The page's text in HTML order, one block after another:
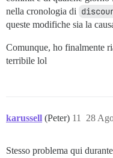
nella cronologia di
queste modifiche sia la
Comunque, ho finalmente
terribile lol
karussell (Peter) 28
11
Stesso problema qui